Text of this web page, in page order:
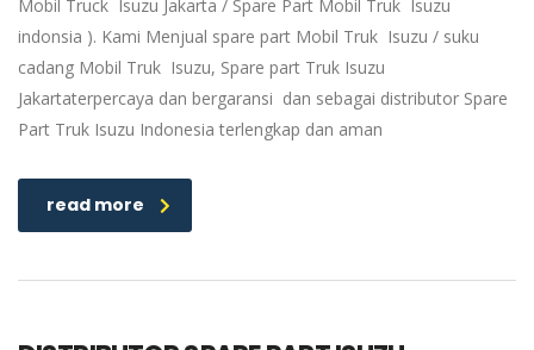
Mobil Truck Isuzu Jakarta / Spare Part Mobil Truk Isuzu
indonsia ). Kami Menjual spare part Mobil Truk Isuzu / suku
cadang Mobil Truk Isuzu, Spare part Truk Isuzu
Jakartaterpercaya dan bergaransi dan sebagai distributor Spare
Part Truk Isuzu Indonesia terlengkap dan aman
read more